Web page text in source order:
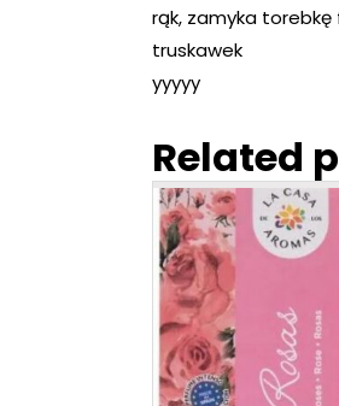
rąk, zamyka
truskawek
yyyyy
Related